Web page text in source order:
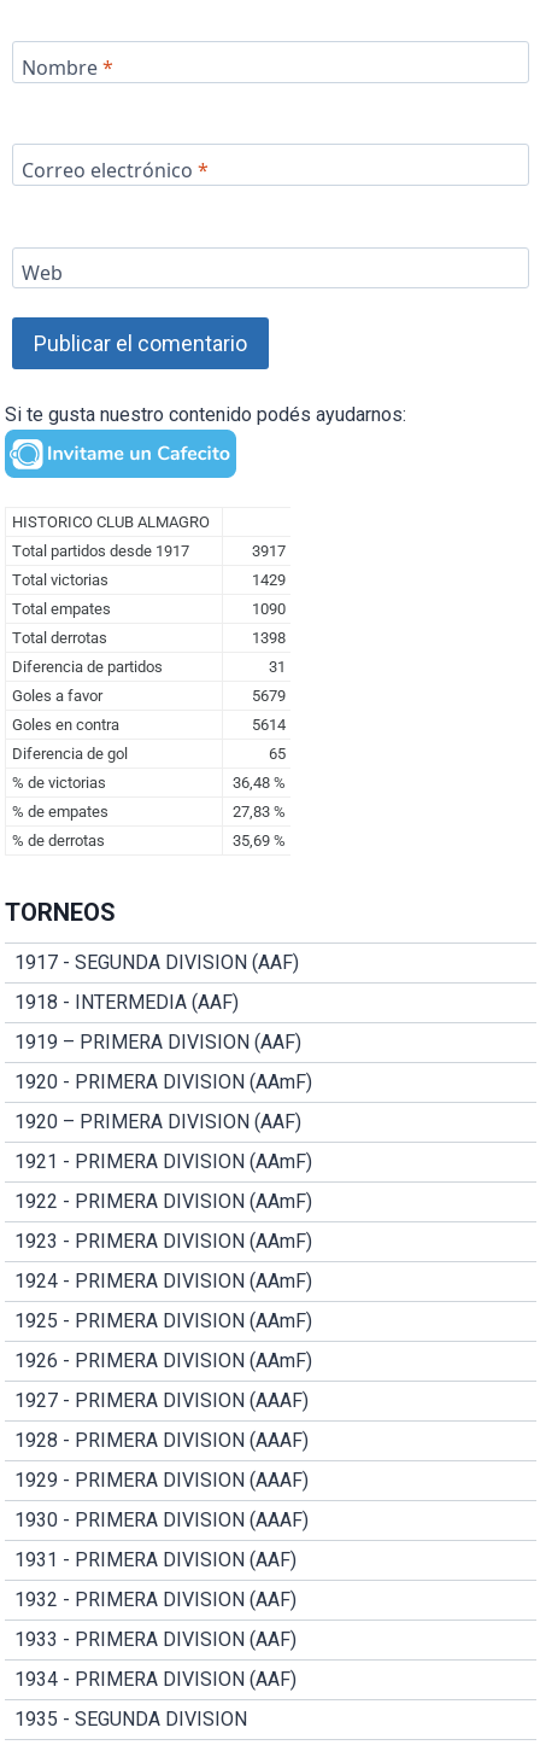
Nombre*
Correo electrónico *
Web
Si te gusta nuestro contenido podés ayudarnos:
TORNEOS
1917 - SEGUNDA DIVISION (AAF)
1918 - INTERMEDIA (AAF)
1919 – PRIMERA DIVISION (AAF)
1920 - PRIMERA DIVISION (AAmF)
1920 – PRIMERA DIVISION (AAF)
1921 - PRIMERA DIVISION (AAmF)
1922 - PRIMERA DIVISION (AAmF)
1923 - PRIMERA DIVISION (AAmF)
1924 - PRIMERA DIVISION (AAmF)
1925 - PRIMERA DIVISION (AAmF)
1926 - PRIMERA DIVISION (AAmF)
1927 - PRIMERA DIVISION (AAAF)
1928 - PRIMERA DIVISION (AAAF)
1929 - PRIMERA DIVISION (AAAF)
1930 - PRIMERA DIVISION (AAAF)
1931 - PRIMERA DIVISION (AAF)
1932 - PRIMERA DIVISION (AAF)
1933 - PRIMERA DIVISION (AAF)
1934 - PRIMERA DIVISION (AAF)
1935 - SEGUNDA DIVISION